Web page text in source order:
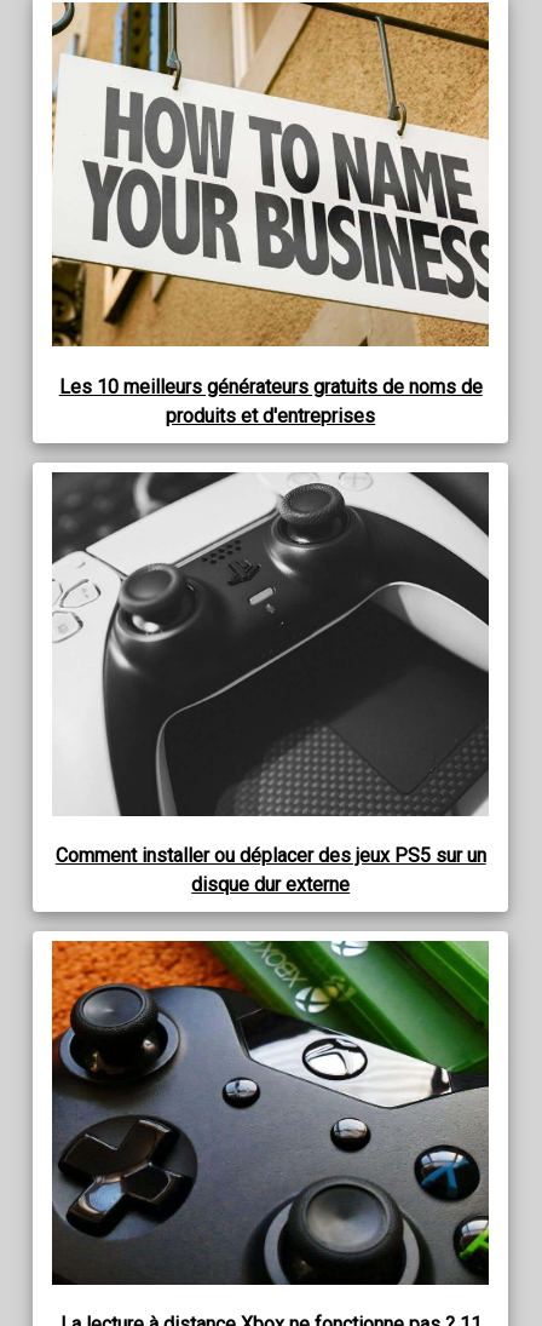
Les 10 meilleurs générateurs gratuits de noms de
produits et d'entreprises
Comment installer ou déplacer des jeux PS5 sur un
disque dur externe